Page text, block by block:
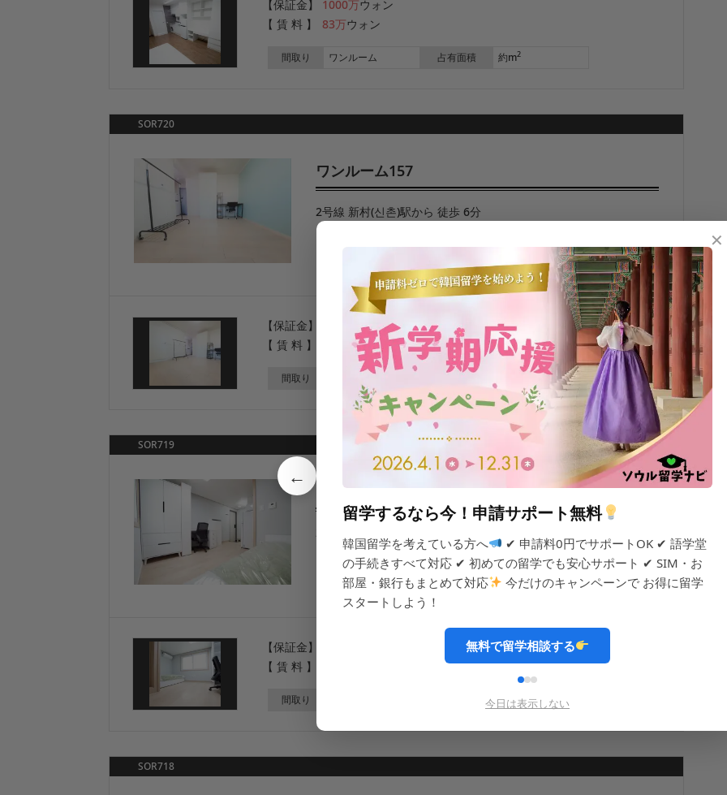
【保証金】 1000万ウォン
【 賃 料 】
83万ウォン
間取り ワンルーム 占有面積 約m2
SOR720
ワンルーム157
2号線 新村(신촌)駅から 徒歩 6分
ワンルーム
【保証金】
ウォン
【 賃 料 】
ウォン
間取り ワンルーム
SOR719
ワンルーム156
2号線 新村(신촌)駅から バス 13分
ワンルーム
【保証金】
【 賃 料 】
間取り 約m
SOR718
←
✕
留学するなら今！申請サポート無料
韓国留学を考えている方へ
✔ 申請料0円でサポートOK ✔ 語学堂
の手続きすべて対応 ✔ 初めての留学でも安心サポート ✔ SIM・お
部屋・銀行もまとめて対応
今だけのキャンペーンで お得に留学
スタートしよう！
無料で留学相談する
今日は表示しない